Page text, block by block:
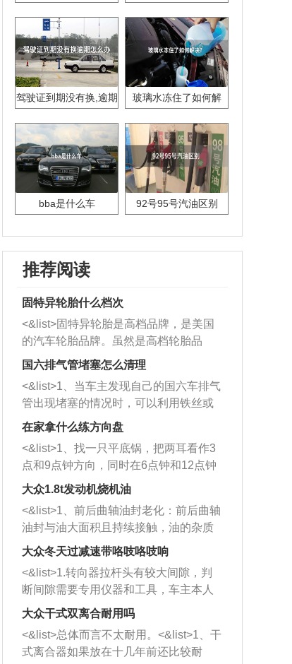
驾驶证到期没有换,逾期
玻璃水冻住了如何解
bba是什么车 92号95号汽油区别
推荐阅读
固特异轮胎什么档次
<&list>固特异轮胎是高档品牌，是美国
的汽车轮胎品牌。虽然是高档轮胎品
牌，但是中高低端的轮胎都有生产，这
也是为了更好的开拓市场。
国六排气管堵塞怎么清理
<&list>1、当车主发现自己的国六车排气
管出现堵塞的情况时，可以利用铁丝或
者是细棍，直接将杂物给取出来，如果
堵塞情况比较严重，也可以采取应急措
施。 <&list>2、直接利用木棍将所有的
杂物推到排气管里面的位置处，然后将
三元催化器拆解开，就可以将堵塞的东
西取出来。但如果是因为积碳过多引起
的堵塞，就需要将三元催化器泡在草酸
洗剂对堵塞的情况得到解决，将清洗剂
放在燃油箱中，与燃油混合后，车辆启
动时，就可以和汽油一起进入到燃烧
室，最后形成废气排出，就可以让三元
催化器得到清洗，排气管堵塞的情况就
能够得到解决。
在家拿什么练方向盘
<&list>1、找一只平底锅，把两耳看作3
点和9点钟方向，同时在6点钟和12点钟
方向做一个标记。 <&list>2、双手握住
一圈半的练习，往右同样也要打相同的
圈数。 <&list>3、最后强调要反复练
习，这样就可以形成肌肉记忆，在真实
驾驶车辆时，不需要记忆也能打好方
向。
大众1.8t发动机烧机油
<&list>1、前后曲轴油封老化：前后曲轴
油封与油大面积且持续接触，油的杂质
和发动机内持续温度变化使其密封效果
逐渐减弱，导致渗油或漏油。<&list>2、
活塞间隙过大：积碳会使活塞环与缸体
的间隙扩大，导致机油流入燃烧室中，
造成烧机油。<&list>3、机油粘度。使用
机油粘度过小的话，同样会有烧机油现
象，机油粘度过小具有很好的流动性，
大众冬天过减速带咯吱咯吱响
<&list>1.转向器拉杆头有较大间隙，判
断间隙需要专用仪器和工具，车主本人
无法制作，需要将车辆送到修理厂或4s
店；<&list>2.车辆半轴套管防尘罩破
裂，破裂后会出现漏油现象，使半轴磨
损严重，磨损的半轴容易损坏，产生异
大众干式双离合耐用吗
<&list>总体而言不太耐用。<&list>1、干
式离合器如果放在十几年前还比较耐